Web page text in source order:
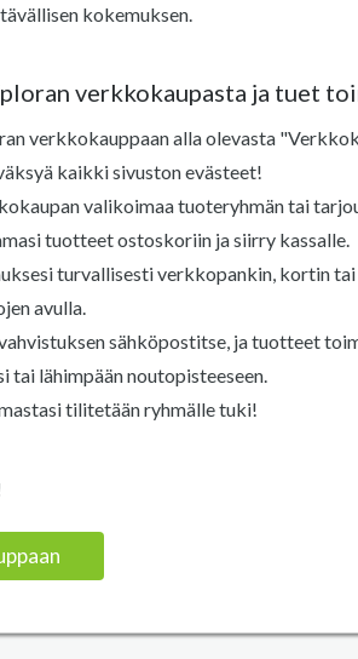
kokemuksen.
verkkokaupasta ja tuet
verkkokauppaan alla olevasta
kaikki sivuston evästeet!
valikoimaa tuoteryhmän tai
tuotteet ostoskoriin ja siirry kassalle.
turvallisesti verkkopankin, kortin tai
avulla.
sähköpostitse, ja tuotteet
tai lähimpään noutopisteeseen.
tilitetään ryhmälle tuki!